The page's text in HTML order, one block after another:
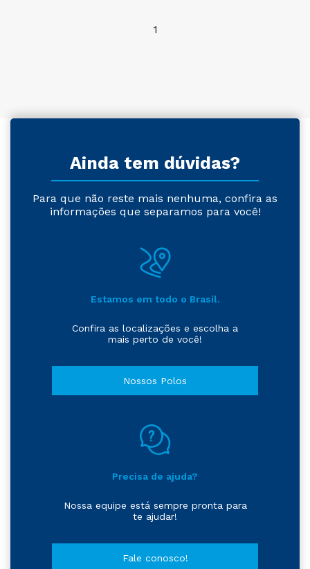
1
Ainda tem dúvidas?
Para que não reste mais nenhuma, confira as
informações que separamos para você!
Estamos em todo o Brasil.
Confira as localizações e escolha a
mais perto de você!
Nossos Polos
Precisa de ajuda?
Nossa equipe está sempre pronta para
te ajudar!
Fale conosco!